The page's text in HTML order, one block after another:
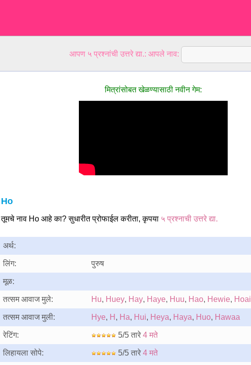
आपण ५ प्रश्नांची उत्तरे द्या.: आपले नाव:
मित्रांसोबत खेळण्यासाठी नवीन गेम:
Ho
तूमचे नाव Ho आहे का? सुधारीत प्रोफाईल करीता, कृपया ५ प्रश्नाची उत्तरे द्या.
अर्थ:
लिंग: पुरुष
मूळ:
तत्सम आवाज मुले: Hu, Huey, Hay, Haye, Huu, Hao, Hewie, Hoai
तत्सम आवाज मुली: Hye, H , Ha, Hui, Heya, Haya, Huo, Hawaa
रेटिंग: 5/5 तारे 4 मते
लिहायला सोपे: 5/5 तारे 4 मते